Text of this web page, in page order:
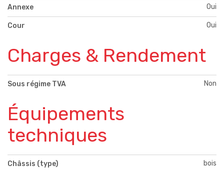
Annexe Oui
Cour Oui
Charges & Rendement
Sous régime TVA Non
Équipements
techniques
Châssis (type) bois